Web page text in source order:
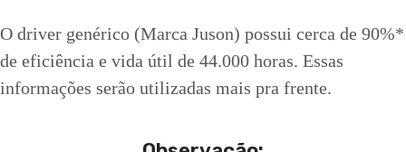
O driver genérico (Marca Juson) possui cerca de 90%*
de eficiência e vida útil de 44.000 horas. Essas
informações serão utilizadas mais pra frente.